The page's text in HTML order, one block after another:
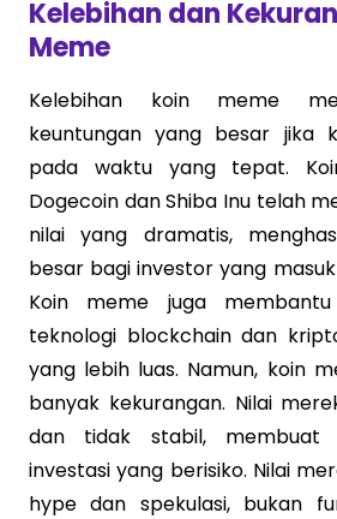
Kelebihan dan
Meme
Kelebihan koin meme
keuntungan yang besar jika
pada waktu yang tepat.
Dogecoin dan Shiba Inu telah
nilai yang dramatis,
besar bagi investor yang
Koin meme juga membantu
teknologi blockchain dan
yang lebih luas. Namun, koin
banyak kekurangan. Nilai
dan tidak stabil, membuat
investasi yang berisiko. Nilai
hype dan spekulasi, bukan